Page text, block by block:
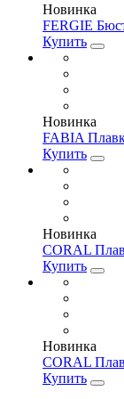
Новинка
FERGIE
Купить
Новинка
FABIA
Купить
Новинка
CORAL
Купить
Новинка
CORAL
Купить